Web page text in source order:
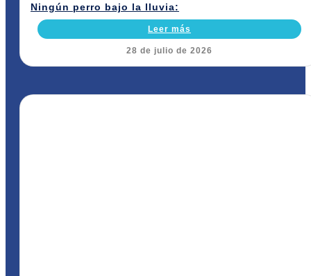
Ningún perro bajo la lluvia:
Leer más
28 de julio de 2026